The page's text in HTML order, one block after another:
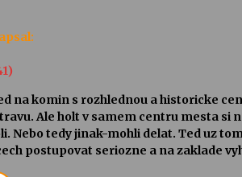
na komin s rozhlednou a historicke
Ale holt v samem centru mesta si
Nebo tedy jinak-mohli delat. Ted uz
postupovat seriozne a na zaklade